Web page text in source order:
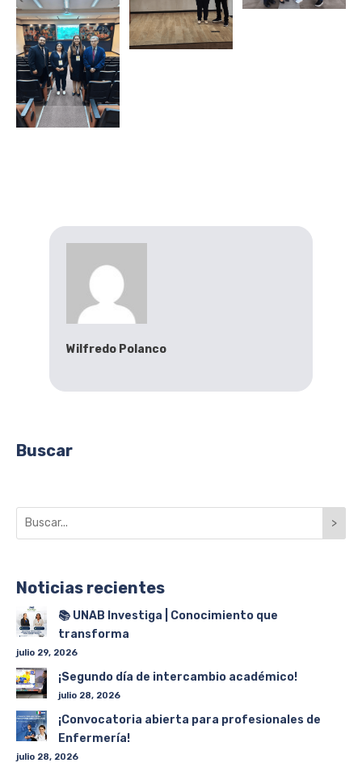
Wilfredo Polanco
Buscar
>
Noticias recientes
📚 UNAB Investiga | Conocimiento que
transforma
julio 29, 2026
¡Segundo día de intercambio académico!
julio 28, 2026
¡Convocatoria abierta para profesionales de
Enfermería!
julio 28, 2026